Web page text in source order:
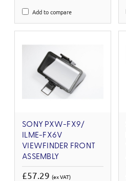
Add to compare
SONY PXW-FX9/
ILME-FX6V
VIEWFINDER FRONT
ASSEMBLY
£57.29 (ex VAT)